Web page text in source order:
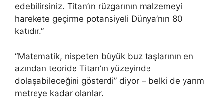
edebilirsiniz. Titan’ın rüzgarının malzemeyi
harekete geçirme potansiyeli Dünya’nın 80
katıdır.”
“Matematik, nispeten büyük buz taşlarının en
azından teoride Titan’ın yüzeyinde
dolaşabileceğini gösterdi” diyor – belki de yarım
metreye kadar olanlar.